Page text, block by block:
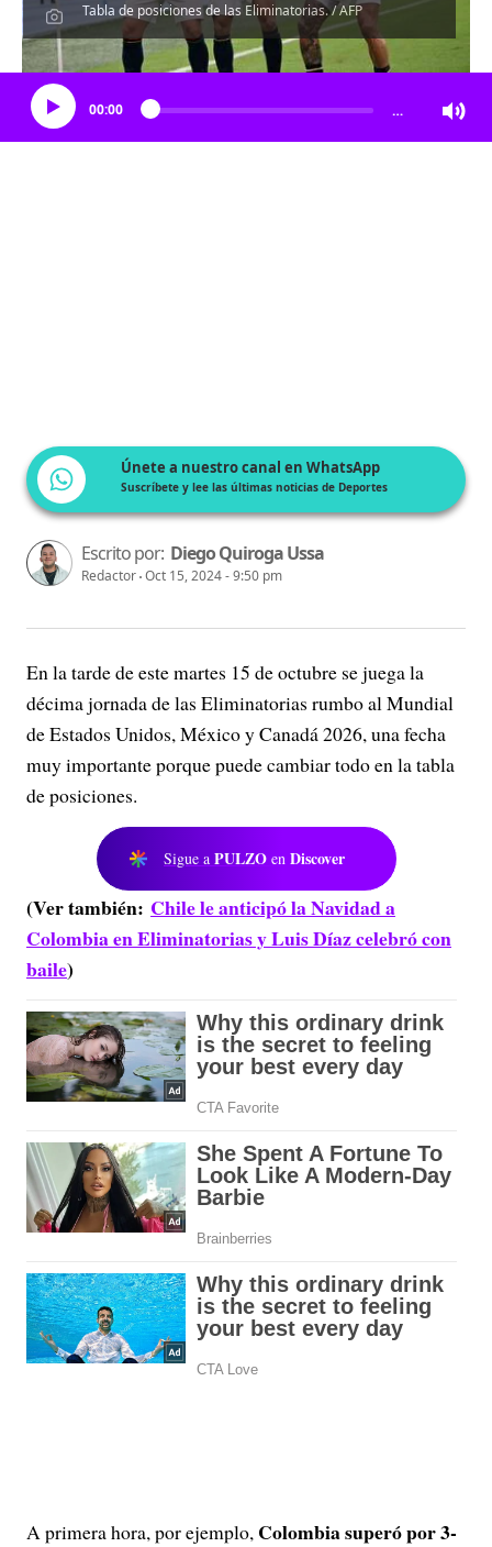
Tabla de posiciones de las Eliminatorias. / AFP
Escucha el artículo
00:00 …
Únete a nuestro canal en WhatsApp
Suscríbete y lee las últimas noticias de Deportes
Escrito por: Diego Quiroga Ussa
Redactor Oct 15, 2024 - 9:50 pm
En la tarde de este martes 15 de octubre se juega la
décima jornada de las Eliminatorias rumbo al Mundial
de Estados Unidos, México y Canadá 2026, una fecha
muy importante porque puede cambiar todo en la tabla
de posiciones.
Sigue a PULZO en Discover
(Ver también: Chile le anticipó la Navidad a
Colombia en Eliminatorias y Luis Díaz celebró con
baile)
A primera hora, por ejemplo, Colombia superó por 3-